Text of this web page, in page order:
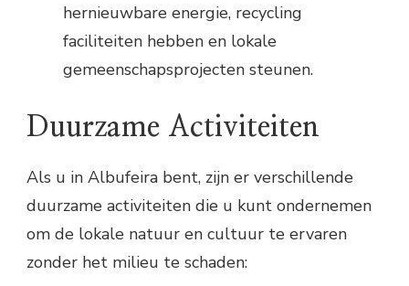
hernieuwbare energie, recycling
faciliteiten hebben en lokale
gemeenschapsprojecten steunen.
Duurzame Activiteiten
Als u in Albufeira bent, zijn er verschillende
duurzame activiteiten die u kunt ondernemen
om de lokale natuur en cultuur te ervaren
zonder het milieu te schaden: